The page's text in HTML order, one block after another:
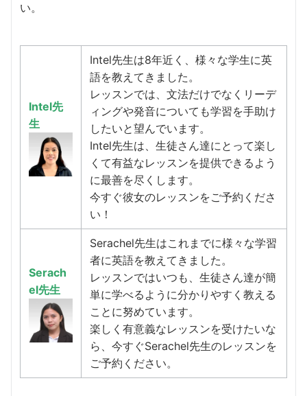
い。
Intel先
生
Intel先生は8年近く、様々な学生に英
語を教えてきました。
レッスンでは、文法だけでなくリーデ
ィングや発音についても学習を手助け
したいと望んでいます。
Intel先生は、生徒さん達にとって楽し
くて有益なレッスンを提供できるよう
に最善を尽くします。
今すぐ彼女のレッスンをご予約くださ
い！
Serach
el先生
Serachel先生はこれまでに様々な学習
者に英語を教えてきました。
レッスンではいつも、生徒さん達が簡
単に学べるように分かりやすく教える
ことに努めています。
楽しく有意義なレッスンを受けたいな
ら、今すぐSerachel先生のレッスンを
ご予約ください。